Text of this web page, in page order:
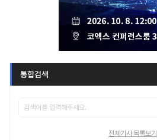
통합검색
전체기사 목록보기